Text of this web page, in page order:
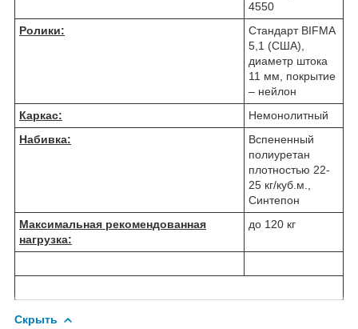
4550
Ролики:
Стандарт BIFMA
5,1 (США),
диаметр штока
11 мм, покрытие
– нейлон
Каркас:
Немонолитный
Набивка:
Вспененный
полиуретан
плотностью 22-
25 кг/куб.м.,
Синтепон
Максимальная рекомендованная
нагрузка:
до 120 кг
Скрыть